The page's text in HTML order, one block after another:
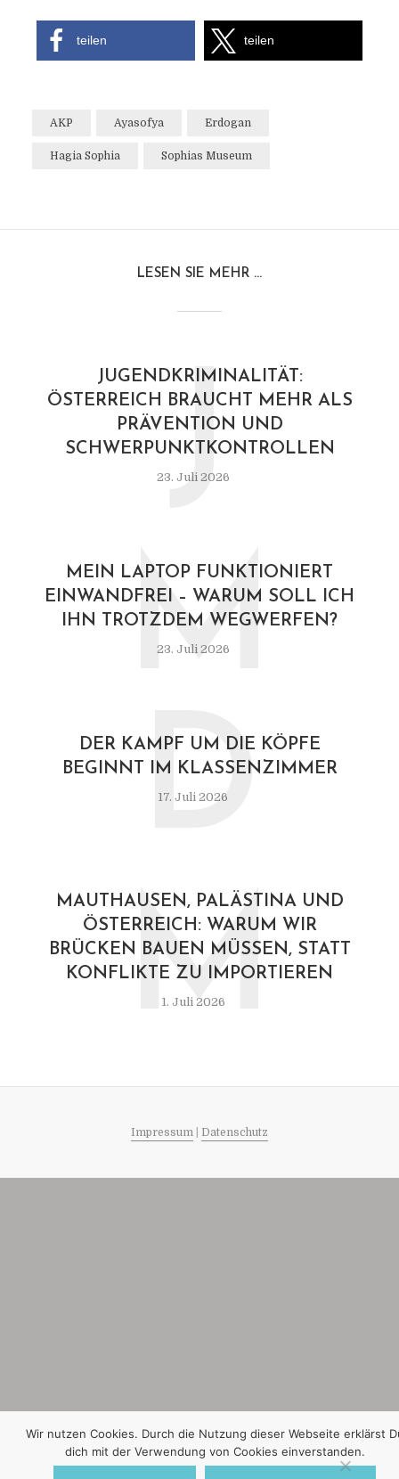
teilen teilen
AKP Ayasofya Erdogan
Hagia Sophia Sophias Museum
LESEN SIE MEHR ...
JUGENDKRIMINALITÄT:
ÖSTERREICH BRAUCHT MEHR ALS
PRÄVENTION UND
SCHWERPUNKTKONTROLLEN
23. Juli 2026
J
MEIN LAPTOP FUNKTIONIERT
EINWANDFREI – WARUM SOLL ICH
IHN TROTZDEM WEGWERFEN?
23. Juli 2026
M
DER KAMPF UM DIE KÖPFE
BEGINNT IM KLASSENZIMMER
17. Juli 2026
D
MAUTHAUSEN, PALÄSTINA UND
ÖSTERREICH: WARUM WIR
BRÜCKEN BAUEN MÜSSEN, STATT
KONFLIKTE ZU IMPORTIEREN
1. Juli 2026
M
Impressum Datenschutz
Wir nutzen Cookies. Durch die Nutzung dieser Webseite erklärst
dich mit der Verwendung von Cookies einverstanden.